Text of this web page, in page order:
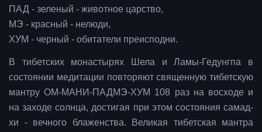
ПАД - зеленый - животное царство,
МЭ - красный - нелюди,
ХУМ - черный - обитатели преисподни.
В тибетских монастырях Шела и Ламы-Гедунгпа в
состоянии медитации повторяют священную тибетскую
мантру ОМ-МАНИ-ПАДМЭ-ХУМ 108 раз на восходе и
на заходе солнца, достигая при этом состояния самад-
хи - вечного блаженства. Великая тибетская мантра